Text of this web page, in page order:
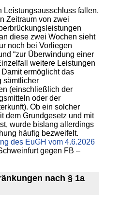
Leistungsausschluss fallen,
Zeitraum von zwei
diese zwei Wochen sieht
noch bei Vorliegen
“zur Überwindung einer
weitere Leistungen
ermöglicht das
sämtlicher
(einschließlich der
oder der
Ob ein solcher
dem Grundgesetz und mit
wurde bislang allerdings
häufig bezweifelt.
des EuGH vom 4.6.2026
gegen FB –
nach § 1a